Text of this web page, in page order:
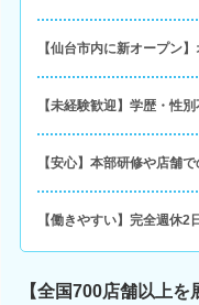
【仙台市内に新オープン
【未経験歓迎】学歴・性
【安心】本部研修や店舗
【働きやすい】完全週休
【全国700店舗以上